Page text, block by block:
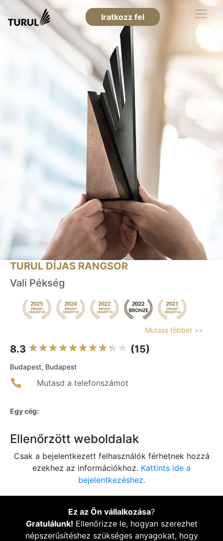
Iratkozz fel
TURUL DÍJAS RANGSOR
Vali Pékség
Mutass többet >>
8.3 (15)
Budapest, Budapest
Mutasd a telefonszámot
Egy cég:
Ellenőrzött weboldalak
Csak a bejelentkezett felhasználók férhetnek hozzá
ezekhez az információkhoz. Kattints ide a
bejelentkezéshez.
Ez az Ön vállalkozása?
Gratulálunk! Ellenőrizze le, hogyan szerezhet
népszerűsítéshez szükséges anyagokat, hogy